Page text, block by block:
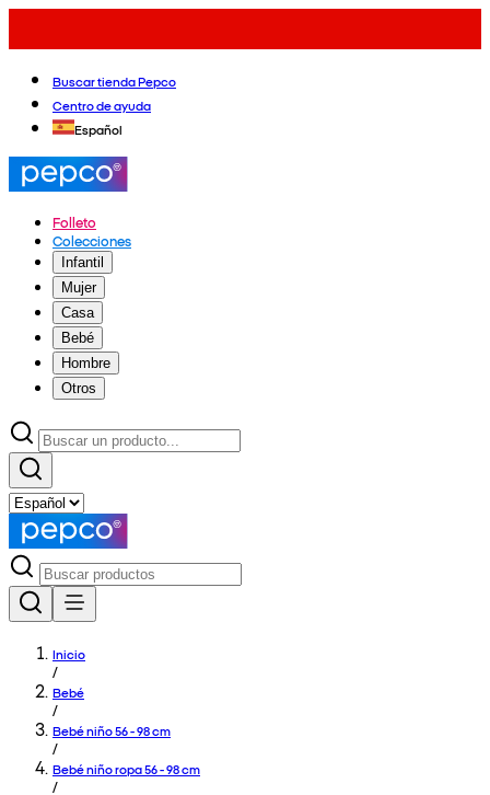
Buscar tienda Pepco
Centro de ayuda
Español
Folleto
Colecciones
Infantil
Mujer
Casa
Bebé
Hombre
Otros
Inicio
/
Bebé
/
Bebé niño 56 - 98 cm
/
Bebé niño ropa 56 - 98 cm
/